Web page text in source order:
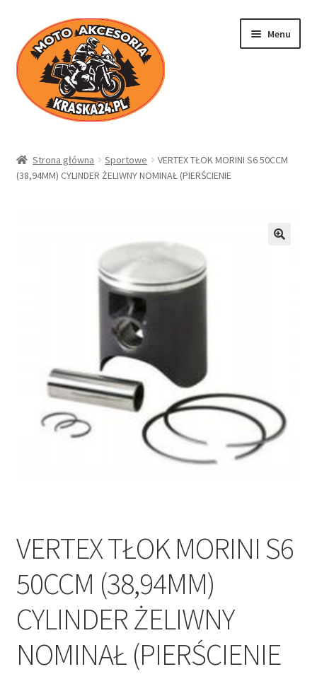
Przejdź
do
nawigacji
Przejdź
do
treści
Menu
Sklep
Polityka prywatności
Kontakt
Strona główna Sportowe
VERTEX TŁOK MORINI S6 50CCM
(38,94MM) CYLINDER ŻELIWNY NOMINAŁ (PIERŚCIENIE
VERTEX TŁOK MORINI S6
50CCM (38,94MM)
CYLINDER ŻELIWNY
NOMINAŁ (PIERŚCIENIE